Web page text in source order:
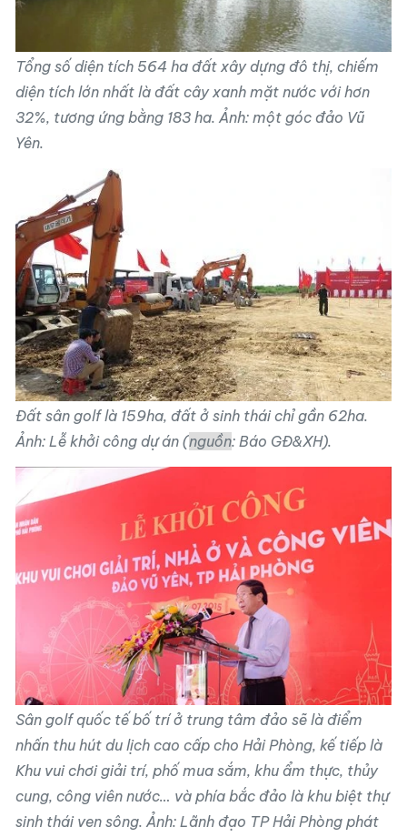
Tổng số diện tích 564 ha đất xây dựng đô thị, chiếm
diện tích lớn nhất là đất cây xanh mặt nước với hơn
32%, tương ứng bằng 183 ha. Ảnh: một góc đảo Vũ
Yên.
Đất sân golf là 159ha, đất ở sinh thái chỉ gần 62ha.
Ảnh: Lễ khởi công dự án (nguồn: Báo GĐ&XH).
Sân golf quốc tế bố trí ở trung tâm đảo sẽ là điểm
nhấn thu hút du lịch cao cấp cho Hải Phòng, kế tiếp là
Khu vui chơi giải trí, phố mua sắm, khu ẩm thực, thủy
cung, công viên nước… và phía bắc đảo là khu biệt thự
sinh thái ven sông. Ảnh: Lãnh đạo TP Hải Phòng phát